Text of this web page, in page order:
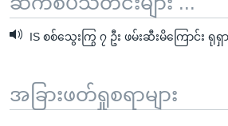
IS စစ်သွေးကြွ ၇ ဦး ဖမ်းဆီးမိကြောင်း ရုရှ
အခြားဖတ်ရှုစရာများ